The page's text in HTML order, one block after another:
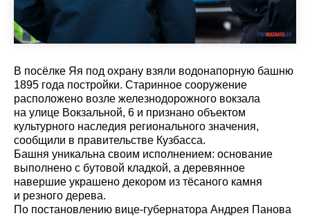
В посёлке Яя под охрану взяли водонапорную башню
1895 года постройки. Старинное сооружение
расположено возле железнодорожного вокзала
на улице Вокзальной, 6 и признано объектом
культурного наследия регионального значения,
сообщили в правительстве Кузбасса.
Башня уникальна своим исполнением: основание
выполнено с бутовой кладкой, а деревянное
навершие украшено декором из тёсаного камня
и резного дерева.
По постановлению вице-губернатора Андрея Панова